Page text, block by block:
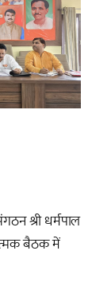
श्री धर्मपाल
बैठक में